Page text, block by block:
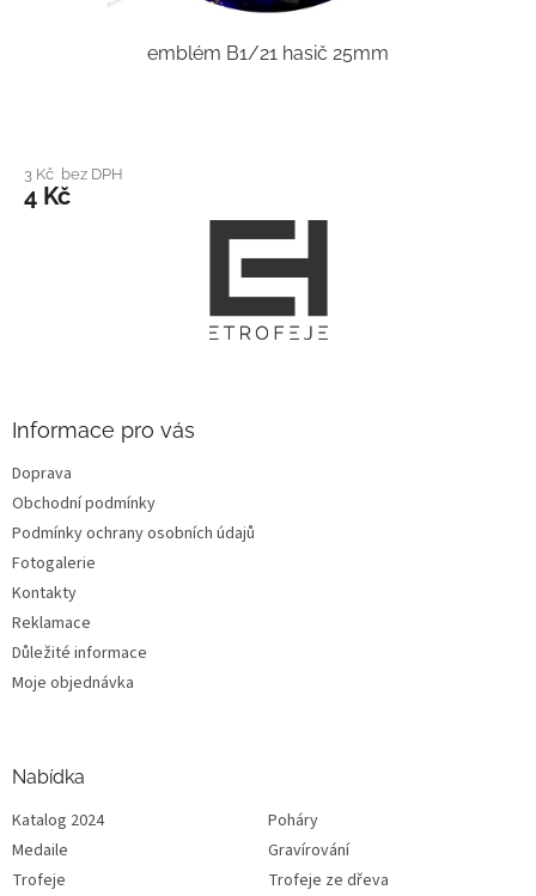
emblém B1/21 hasič 25mm
3 Kč bez DPH
4 Kč
Informace pro vás
Doprava
Obchodní podmínky
Podmínky ochrany osobních údajů
Fotogalerie
Kontakty
Reklamace
Důležité informace
Moje objednávka
Nabídka
Katalog 2024
Poháry
Medaile
Gravírování
Trofeje
Trofeje ze dřeva